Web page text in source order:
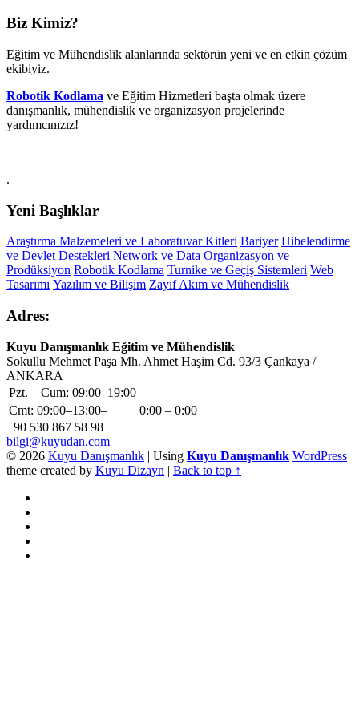
Footer
info
sidebar
Biz Kimiz?
Eğitim ve Mühendislik alanlarında sektörün yeni ve en etkin çözüm
ekibiyiz.
Robotik Kodlama ve Eğitim Hizmetleri başta olmak üzere
danışmanlık, mühendislik ve organizasyon projelerinde
yardımcınızız!
.
Yeni Başlıklar
Araştırma Malzemeleri ve Laboratuvar Kitleri Bariyer Hibelendirme
ve Devlet Destekleri Network ve Data Organizasyon ve
Prodüksiyon Robotik Kodlama Turnike ve Geçiş Sistemleri Web
Tasarımı Yazılım ve Bilişim Zayıf Akım ve Mühendislik
Adres:
Address:
Kuyu Danışmanlık Eğitim ve Mühendislik
Sokullu Mehmet Paşa Mh. Ahmet Haşim Cd. 93/3 Çankaya /
ANKARA
Business
hours:
Pzt. – Cum: 09:00–19:00
Cmt: 09:00–13:00–
0:00 – 0:00
Phone
number:
+90 530 867 58 98
Email
address:
bilgi@kuyudan.com
Footer
sidebar
© 2026 Kuyu Danışmanlık | Using Kuyu Danışmanlık WordPress
theme created by Kuyu Dizayn | Back to top ↑
Social
Menu